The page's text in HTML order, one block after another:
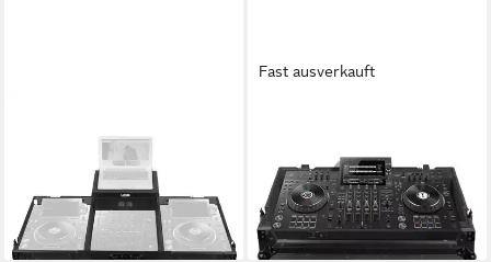
Koffer, Ultimate Flightcase
Set Pioneer CDJ-3000/A9
Plus (U91086BL) - DJ
420,12 €
lieferbar - in 4-5 Werktagen bei dir
Fast ausverkauft
Case XDJ-AZ Black Plus
Wheels (U91105BL) - Player
305,00 €
lieferbar - in 4-5 Werktagen bei dir